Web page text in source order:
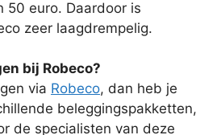
50 euro. Daardoor is
zeer laagdrempelig.
bij Robeco?
via Robeco, dan heb je
beleggingspakketten,
de specialisten van deze